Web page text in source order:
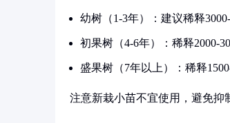
幼树（1-3年）：建议稀释
初果树（4-6年）：稀释2000-
盛果树（7年以上）：稀释
注意新栽小苗不宜使用，避免抑